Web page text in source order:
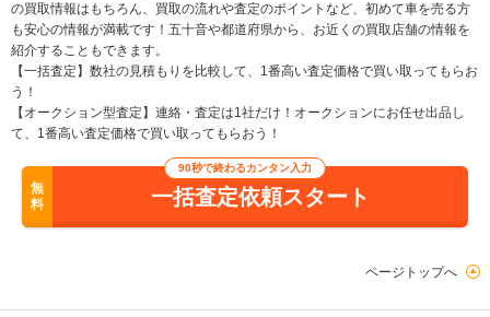
の買取情報はもちろん、買取の流れや査定のポイントなど、初めて車を売る方
も安心の情報が満載です！五十音や都道府県から、お近くの買取店舗の情報を
紹介することもできます。
【一括査定】数社の見積もりを比較して、1番高い査定価格で買い取ってもらお
う！
【オークション型査定】連絡・査定は1社だけ！オークションにお任せ出品し
て、1番高い査定価格で買い取ってもらおう！
無
料
90秒で終わるカンタン入力
一括査定依頼スタート
ページトップへ